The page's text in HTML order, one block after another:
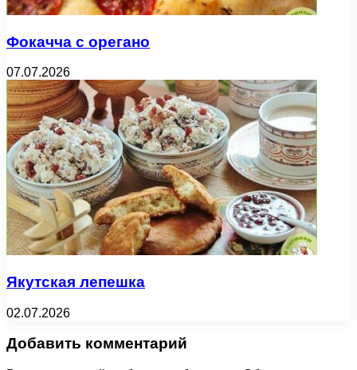
Фокачча с орегано
07.07.2026
Якутская лепешка
02.07.2026
Добавить комментарий